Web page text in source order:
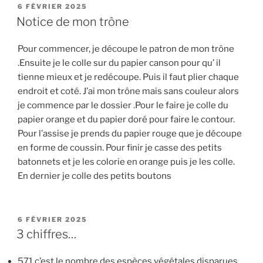
PUBLIÉ
LE
6 FÉVRIER 2025
Notice de mon trône
Pour commencer, je découpe le patron de mon trône
.Ensuite je le colle sur du papier canson pour qu’ il
tienne mieux et je redécoupe. Puis il faut plier chaque
endroit et coté. J’ai mon trône mais sans couleur alors
je commence par le dossier .Pour le faire je colle du
papier orange et du papier doré pour faire le contour.
Pour l’assise je prends du papier rouge que je découpe
en forme de coussin. Pour finir je casse des petits
batonnets et je les colorie en orange puis je les colle.
En dernier je colle des petits boutons
PUBLIÉ
LE
6 FÉVRIER 2025
3 chiffres…